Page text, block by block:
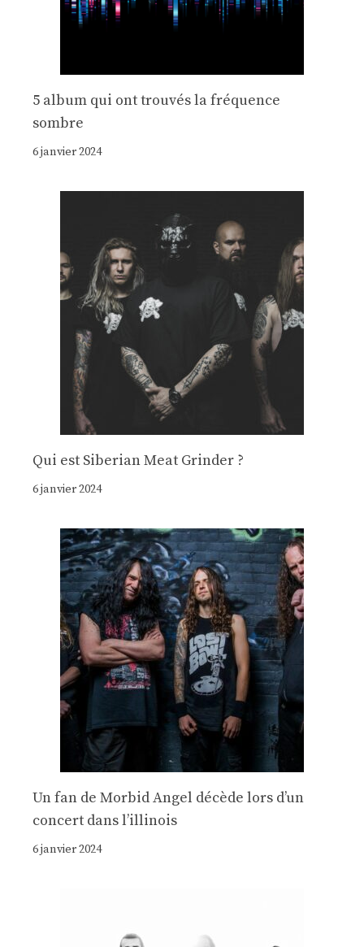
5 album qui ont trouvés la fréquence
sombre
6 janvier 2024
Qui est Siberian Meat Grinder ?
6 janvier 2024
Un fan de Morbid Angel décède lors d’un
concert dans l’illinois
6 janvier 2024